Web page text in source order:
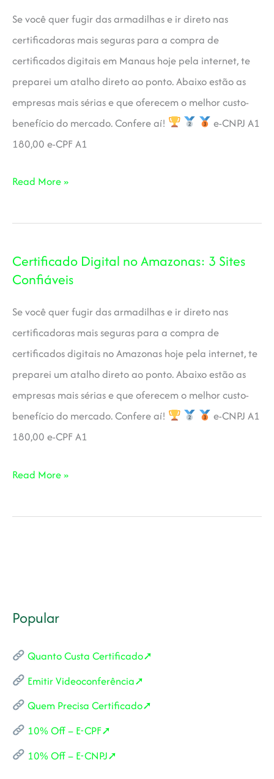
Confiáveis
Se você quer fugir das armadilhas e ir direto nas
certificadoras mais seguras para a compra de
certificados digitais em Manaus hoje pela internet, te
preparei um atalho direto ao ponto. Abaixo estão as
empresas mais sérias e que oferecem o melhor custo-
benefício do mercado. Confere aí!
e-CNPJ A1
180,00 e-CPF A1
Certificado
em
3
Sites
Confiáveis
Read More »
Certificado Digital no Amazonas: 3 Sites
Confiáveis
Se você quer fugir das armadilhas e ir direto nas
certificadoras mais seguras para a compra de
certificados digitais no Amazonas hoje pela internet, te
preparei um atalho direto ao ponto. Abaixo estão as
empresas mais sérias e que oferecem o melhor custo-
benefício do mercado. Confere aí!
e-CNPJ A1
180,00 e-CPF A1
Certificado
no
Read More »
Popular
Quanto Custa Certificado➚
Emitir Videoconferência➚
Quem Precisa Certificado➚
10% Off – E-CPF➚
10% Off – E-CNPJ➚